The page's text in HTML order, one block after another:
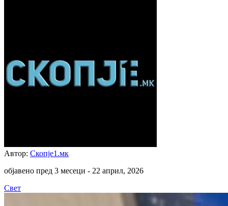
Автор: Скопје1.мк
објавено пред 3 месеци - 22 април, 2026
Свет